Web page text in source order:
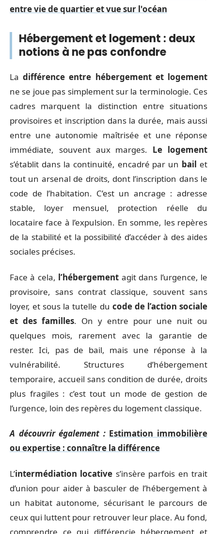
entre vie de quartier et vue sur l'océan
Hébergement et logement : deux
notions à ne pas confondre
Ladifférence entre hébergement et logement
ne se joue pas simplement sur la terminologie. Ces
cadres marquent la distinction entre situations
provisoires et inscription dans la durée, mais aussi
entre une autonomie maîtrisée et une réponse
immédiate, souvent aux marges. Le logement
s’établit dans la continuité, encadré par un bail et
tout un arsenal de droits, dont l’inscription dans le
code de l’habitation. C’est un ancrage : adresse
stable, loyer mensuel, protection réelle du
locataire face à l’expulsion. En somme, les repères
de la stabilité et la possibilité d’accéder à des aides
sociales précises.
Face à cela, l’hébergement agit dans l’urgence, le
provisoire, sans contrat classique, souvent sans
loyer, et sous la tutelle du code de l’action sociale
et des familles. On y entre pour une nuit ou
quelques mois, rarement avec la garantie de
rester. Ici, pas de bail, mais une réponse à la
vulnérabilité. Structures d’hébergement
temporaire, accueil sans condition de durée, droits
plus fragiles : c’est tout un mode de gestion de
l’urgence, loin des repères du logement classique.
A découvrir également : Estimation immobilière
ou expertise : connaître la différence
L’intermédiation locative s’insère parfois en trait
d’union pour aider à basculer de l’hébergement à
un habitat autonome, sécurisant le parcours de
ceux qui luttent pour retrouver leur place. Au fond,
comprendre ce qui différencie hébergement et